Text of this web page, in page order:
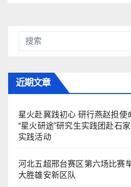
近期文章
星火赴冀践初心 研行燕赵担
“星火研途”研究生实践团赴石
实践活动
河北五超邢台赛区第六场比赛
大胜雄安新区队